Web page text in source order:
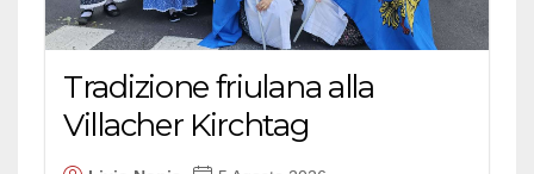
Tradizione friulana alla
Villacher Kirchtag